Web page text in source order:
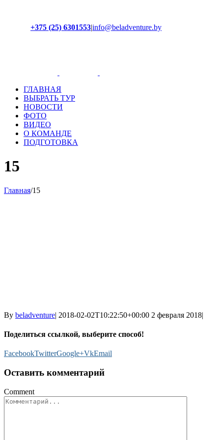
+375 (25) 6301553|info@beladventure.by
ГЛАВНАЯ
ВЫБРАТЬ ТУР
НОВОСТИ
ФОТО
ВИДЕО
О КОМАНДЕ
ПОДГОТОВКА
15
Главная/15
By beladventure| 2018-02-02T10:22:50+00:00 2 февраля 2018|
Поделиться ссылкой, выберите способ!
FacebookTwitterGoogle+VkEmail
Оставить комментарий
Comment